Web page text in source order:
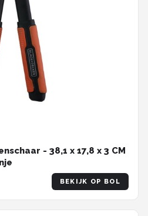
- 38,1 x 17,8 x 3 CM
BEKIJK OP BOL